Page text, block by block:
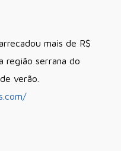
mais de R$
região serrana do
verão.